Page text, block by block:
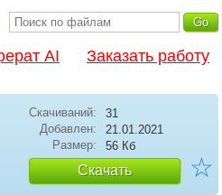
AI Заказать работу
Скачиваний:
31
Добавлен:
21.01.2021
Размер:
56 Кб
Скачать ☆